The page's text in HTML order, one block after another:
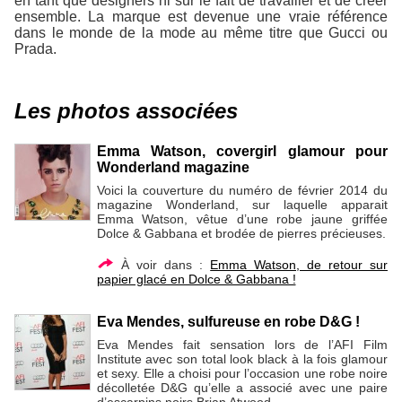
ensemble. La marque est devenue une vraie référence
dans le monde de la mode au même titre que Gucci ou
Prada.
Les photos associées
Emma Watson, covergirl glamour pour
Wonderland magazine
Voici la couverture du numéro de février 2014 du
magazine Wonderland, sur laquelle apparait
Emma Watson, vêtue d’une robe jaune griffée
Dolce & Gabbana et brodée de pierres précieuses.
À voir dans : Emma Watson, de retour sur
papier glacé en Dolce & Gabbana !
Eva Mendes, sulfureuse en robe D&G !
Eva Mendes fait sensation lors de l’AFI Film
Institute avec son total look black à la fois glamour
et sexy. Elle a choisi pour l’occasion une robe noire
décolletée D&G qu’elle a associé avec une paire